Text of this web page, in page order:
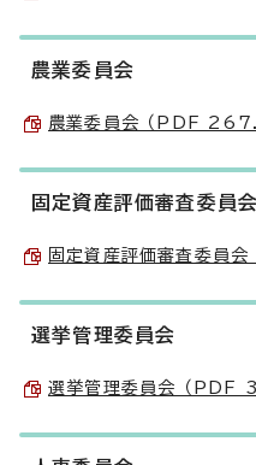
農業委員会
農業委員会 （PDF
固定資産評価審査委員会
固定資産評価審査委員
選挙管理委員会
選挙管理委員会 （PDF